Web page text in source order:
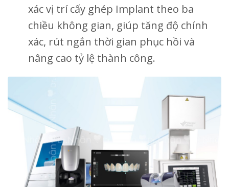
xác vị trí cấy ghép Implant theo ba
chiều không gian, giúp tăng độ chính
xác, rút ngắn thời gian phục hồi và
nâng cao tỷ lệ thành công.